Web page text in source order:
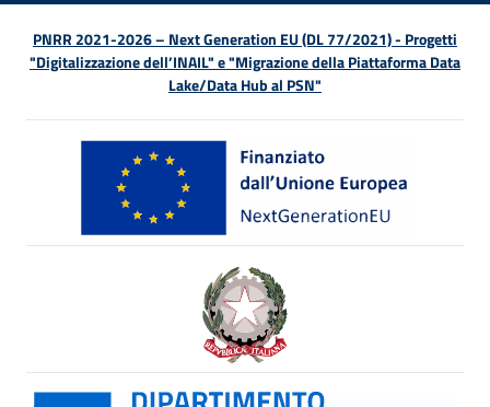
PNRR 2021-2026 – Next Generation EU (DL 77/2021) - Progetti
"Digitalizzazione dell’INAIL" e "Migrazione della Piattaforma Data
Lake/Data Hub al PSN"